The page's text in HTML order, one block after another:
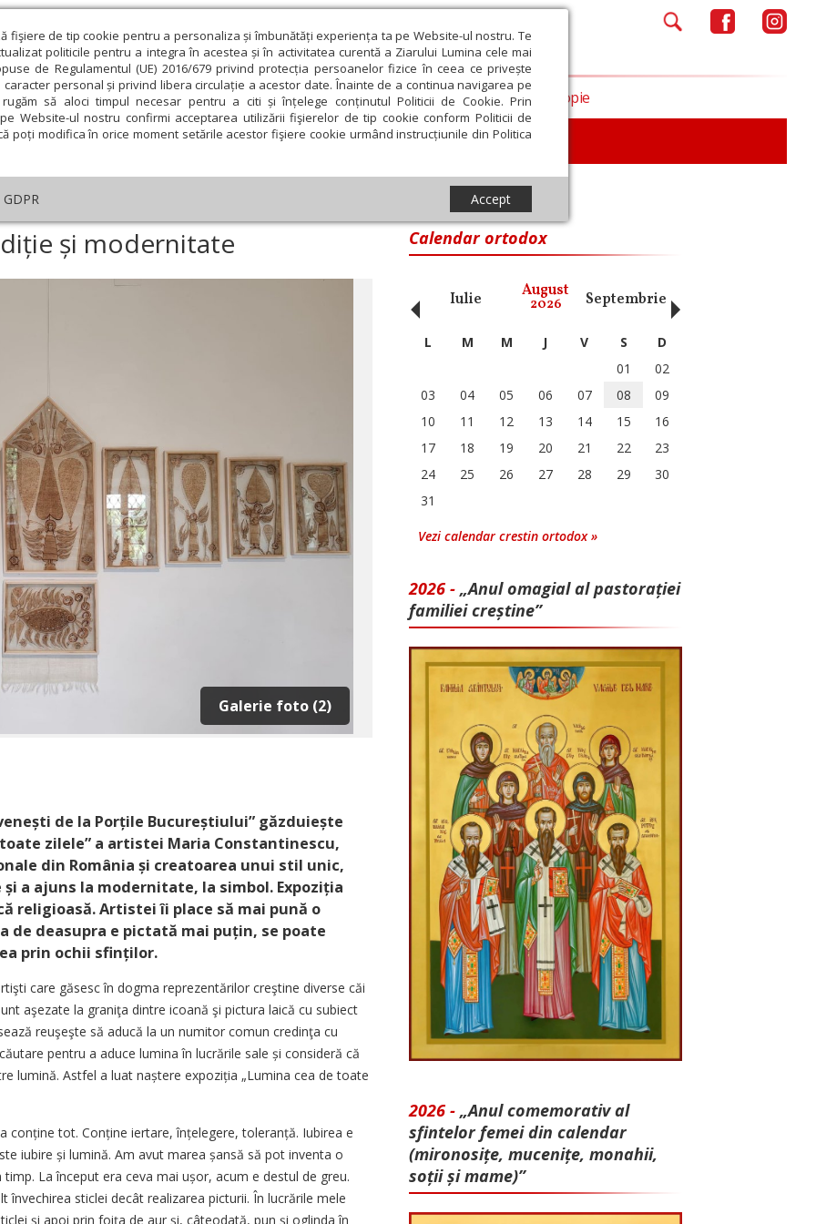
fişiere de tip cookie pentru a personaliza și îmbunătăți experiența ta pe Website-ul nostru. Te
politicile pentru a integra în acestea și în activitatea curentă a Ziarului Lumina cele mai
de Regulamentul (UE) 2016/679 privind protecția persoanelor fizice în ceea ce privește
personal și privind libera circulație a acestor date. Înainte de a continua navigarea pe
să aloci timpul necesar pentru a citi și înțelege conținutul Politicii de Cookie. Prin
Website-ul nostru confirmi acceptarea utilizării fişierelor de tip cookie conform Politicii de
poți modifica în orice moment setările acestor fişiere cookie urmând instrucțiunile din Politica
GDPR Accept
și spiritualitate Educaţie și Cultură
Lumina literară şi artistică Cultură Interviu
Societate Opinii Filantropie
religioasă între tradiție și modernitate
și modernitate
Galerie foto (2)
de la Porțile Bucureștiului” găzduiește
zilele” a artistei Maria Constantinescu,
din România și creatoarea unui stil unic,
a ajuns la modernitate, la simbol. Expoziția
religioasă. Artistei îi place să mai pună o
de deasupra e pictată mai puțin, se poate
prin ochii sfinților.
care găsesc în dogma reprezentărilor creştine diverse căi
aşezate la graniţa dintre icoană şi pictura laică cu subiect
reuşeşte să aducă la un numitor comun credinţa cu
pentru a aduce lumina în lucrările sale și consideră că
lumină. Astfel a luat naștere expoziția „Lumina cea de toate
conține tot. Conține iertare, înțelegere, toleranță. Iubirea e
iubire și lumină. Am avut marea șansă să pot inventa o
La început era ceva mai ușor, acum e destul de greu.
sticlei decât realizarea picturii. În lucrările mele
și apoi prin foița de aur și, câ­teodată, pun și oglinda în
Calendar ortodox
Iulie August
2026 Septembrie Octombrie
‹ L M M J V S
D
01
02
03
04 05 06 07 08
09
10
11 12 13 14 15
16
17
18 19 20 21 22
23
24
25 26 27 28 29
30
31
Vezi calendar crestin ortodox »
2026 - „Anul omagial al pastorației
familiei creștine”
2026 - „Anul comemorativ al
sfintelor femei din calendar
(mironosițe, mu­cenițe, monahii,
soții și mame)”